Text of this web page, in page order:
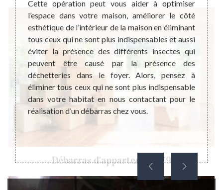
Débarras d'appartement 79
de
ou
sont
au
Cette opération peut vous aider à optimiser
l’espace dans votre maison, améliorer le côté
esthétique de l’intérieur de la maison en éliminant
tous ceux qui ne sont plus indispensables et aussi
éviter la présence des différents insectes qui
peuvent être causé par la présence des
déchetteries dans le foyer. Alors, pensez à
éliminer tous ceux qui ne sont plus indispensable
dans votre habitat en nous contactant pour le
réalisation d’un débarras chez vous.
la
donc
de
un
de